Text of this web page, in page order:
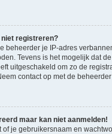
registreren?
beheerder je IP-adres
Tevens is het mogelijk dat
uitgeschakeld om zo de
contact op met de
maar kan niet aanmelden!
of je gebruikersnaam en